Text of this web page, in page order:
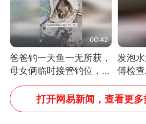
00:42
爸爸钓一天鱼一无所获，
母女俩临时接管钓位，用
玩具鱼竿钓上大鱼
发泡
傅检
风口
打开网易新闻，查看更